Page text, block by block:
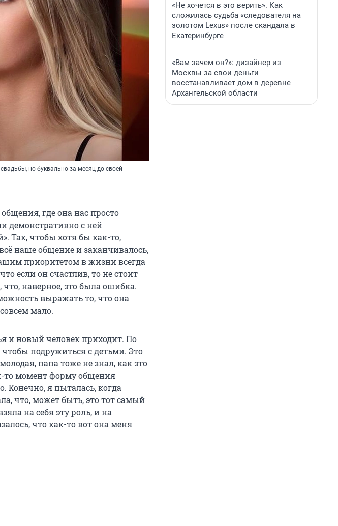
но буквально за месяц до своей
где она нас просто
демонстративно с ней
Так, чтобы хотя бы как-то,
наше общение и заканчивалось,
приоритетом в жизни всегда
если он счастлив, то не стоит
что, наверное, это была ошибка.
выражать то, что она
мало.
и новый человек приходит. По
подружиться с детьми. Это
папа тоже не знал, как это
то момент форму общения
Конечно, я пыталась, когда
что, может быть, это тот самый
на себя эту роль, и на
что как-то вот она меня
«Не хочется в это верить». Как
сложилась судьба «следователя на
золотом Lexus» после скандала в
Екатеринбурге
«Вам зачем он?»: дизайнер из
Москвы за свои деньги
восстанавливает дом в деревне
Архангельской области